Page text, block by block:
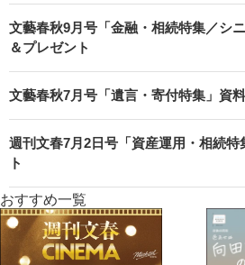
文藝春秋9月号「金融・相続特集／シ
＆プレゼント
文藝春秋7月号「遺言・寄付特集」資
週刊文春7月2日号「資産運用・相続
ト
おすすめ一覧